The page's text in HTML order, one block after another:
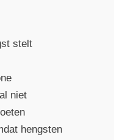
stelt
niet
hengsten